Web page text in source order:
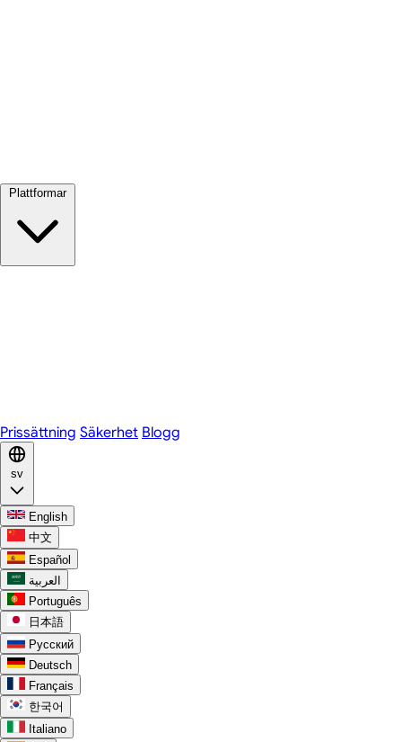
Plattformar
Prissättning Säkerhet Blogg
sv
English
中文
Español
العربية
Português
日本語
Русский
Deutsch
Français
한국어
Italiano